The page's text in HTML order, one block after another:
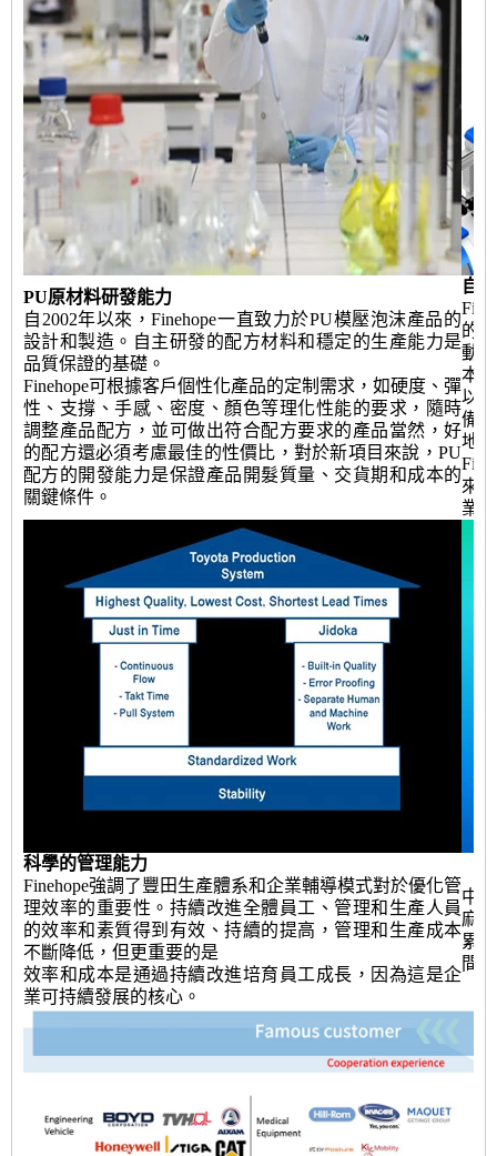
PU原材料研發能力
自2002年以來，Finehope一直致力於PU模壓泡沫產品的
設計和製造。自主研發的配方材料和穩定的生產能力是
品質保證的基礎。
Finehope可根據客戶個性化產品的定制需求，如硬度、彈
性、支撐、手感、密度、顏色等理化性能的要求，隨時
調整產品配方，並可做出符合配方要求的產品當然，好
的配方還必須考慮最佳的性價比，對於新項目來說，PU
配方的開發能力是保證產品開髮質量、交貨期和成本的
關鍵條件。
自
的
動
本
以
備
地
來
業
科學的管理能力
Finehope強調了豐田生產體系和企業輔導模式對於優化管
理效率的重要性。持續改進全體員工、管理和生產人員
的效率和素質得到有效、持續的提高，管理和生產成本
不斷降低，但更重要的是
效率和成本是通過持續改進培育員工成長，因為這是企
業可持續發展的核心。
中
麻
累
間